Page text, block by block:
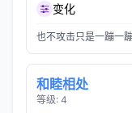
变化
也不攻击只是一蹦一
和睦相处
等级: 4